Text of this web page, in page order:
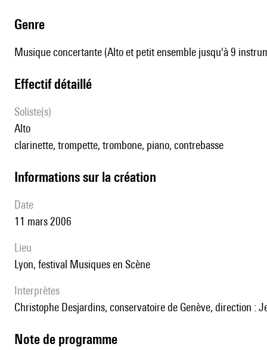
genre
Musique concertante (Alto et petit ensemble jusqu'à 9
effectif détaillé
Soliste(s)
alto
clarinette, trompette, trombone, piano, contrebasse
informations sur la création
date
11 mars 2006
lieu
Lyon, festival Musiques en Scène
interprètes
Christophe Desjardins, conservatoire de Genève, direction :
Note de programme